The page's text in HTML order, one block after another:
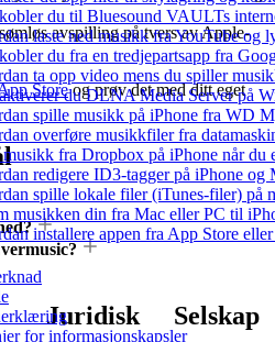
du til Bluesound VAULTs
laste ned musikk fra YouTube og
du fra en tredjepartsapp fra
ta opp video mens du spiller
du DLNA Media Server på
spille musikk på iPhone fra WD
overføre musikkfiler fra
fra Dropbox på iPhone når du
redigere ID3-tagger på iPhone og
spille lokale filer (iTunes-filer) på
musikken din fra Mac eller PC til
installere appen fra App Store
for informasjonskapsler
avspilling på tvers av Apple-
Storeog prøv det med ditt eget
Juridisk Selskap